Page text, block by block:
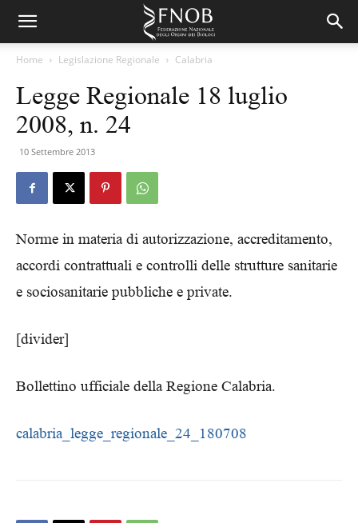
Home Legislazione Regionale Calabria
Legge Regionale 18 luglio
2008, n. 24
10 Settembre 2013
Norme in materia di autorizzazione, accreditamento,
accordi contrattuali e controlli delle strutture sanitarie
e sociosanitarie pubbliche e private.
[divider]
Bollettino ufficiale della Regione Calabria.
calabria_legge_regionale_24_180708